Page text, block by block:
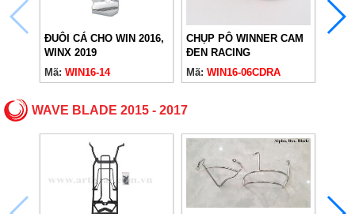
ĐUÔI CÁ CHO WIN 2016,
WINX 2019
Mã: WIN16-14
CHỤP PÔ WINNER CAM
ĐEN RACING
Mã: WIN16-06CDRA
WAVE BLADE 2015 - 2017